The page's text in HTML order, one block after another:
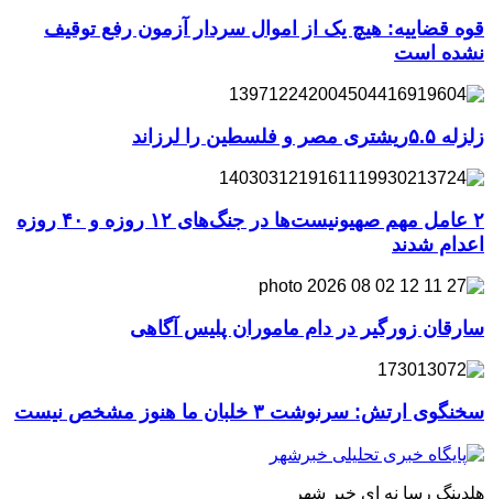
قوه قضاییه: هیچ یک از اموال سردار آزمون رفع توقیف
نشده است
زلزله ۵.۵ریشتری مصر و فلسطین را لرزاند
۲ عامل مهم صهیونیست‌ها در جنگ‌های ۱۲ روزه و ۴۰ روزه
اعدام شدند
سارقان زورگیر در دام ماموران پلیس آگاهی
سخنگوی ارتش: سرنوشت ۳ خلبان ما هنوز مشخص نیست
هلدینگ رسا نه ای خبر شهر